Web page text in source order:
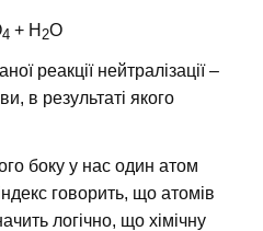
4 + H 2O
реакції нейтралізації –
в результаті якого
боку у нас один атом
говорить, що атомів
логічно, що хімічну